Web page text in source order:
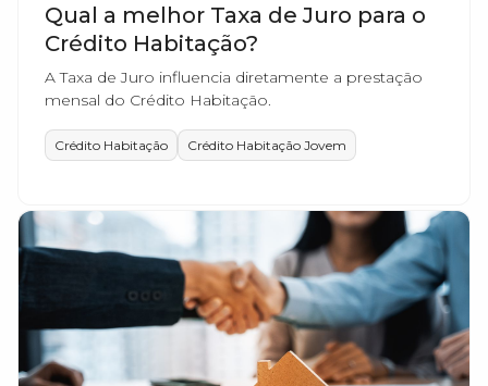
Qual a melhor Taxa de Juro para o
Crédito Habitação?
A Taxa de Juro influencia diretamente a prestação
mensal do Crédito Habitação.
Crédito Habitação Crédito Habitação Jovem